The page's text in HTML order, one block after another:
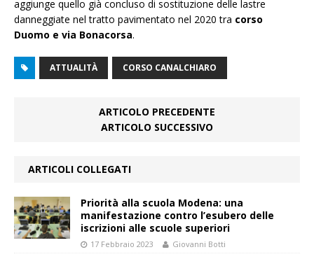
aggiunge quello già concluso di sostituzione delle lastre
danneggiate nel tratto pavimentato nel 2020 tra corso
Duomo e via Bonacorsa.
ATTUALITÀ CORSO CANALCHIARO
ARTICOLO PRECEDENTE
ARTICOLO SUCCESSIVO
ARTICOLI COLLEGATI
Priorità alla scuola Modena: una
manifestazione contro l’esubero delle
iscrizioni alle scuole superiori
17 Febbraio 2023 Giovanni Botti